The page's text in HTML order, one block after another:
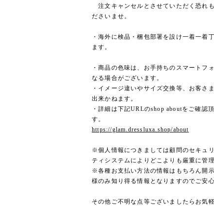
注文キャンセルとさせていただく恐れ
ださいませ。
・海外に検品・梱包部署を設け一着一着
ます。
・商品の色味は、お手持ちのスマートフ
なる場合がございます。
・イメージ違いやサイズ交換等、お客さ
出来かねます。
・詳細は下記URLのshop aboutをご確認
す。
https://glam.dressluxa.shop/about
※個人情報につきましては顧問のセキュ
ティシステムによりどこよりも厳重に管
※各種お支払い方法の情報はもちろん開
様のみ知り得る情報となりますのでご安
その他ご不明な点等ございましたらお気